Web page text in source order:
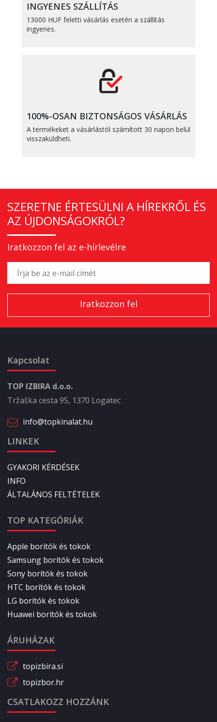
INGYENES SZÁLLÍTÁS
13000 HUF feletti vásárlás esetén a szállítás
ingyenes.
100%-OSAN BIZTONSÁGOS VÁSÁRLÁS
A termékeket a vásárlástól számított 30 napon belül
visszaküldheti.
SZERETNE ÉRTESÜLNI A HÍREKRŐL ÉS
AZ ÚJDONSÁGOKRÓL?
Iratkozzon fel az e-hírlevélre
Kapcsolat
TOP IZBIRA d.o.o.
Tržaška cesta 95, 1370 Logatec
info@topkinalat.hu
LINKEK
GYAKORI KÉRDÉSEK
INFO
ÁLTALÁNOS FELTÉTELEK
TOP KATEGÓRIÁK
Apple borítók és tokok
Samsung borítók és tokok
Sony borítók és tokok
HTC borítók és tokok
LG borítók és tokok
Huawei borítók és tokok
ÁRUHÁZAK
topizbira.si
topizbor.hr
CSATLAKOZZ HOZZÁNK